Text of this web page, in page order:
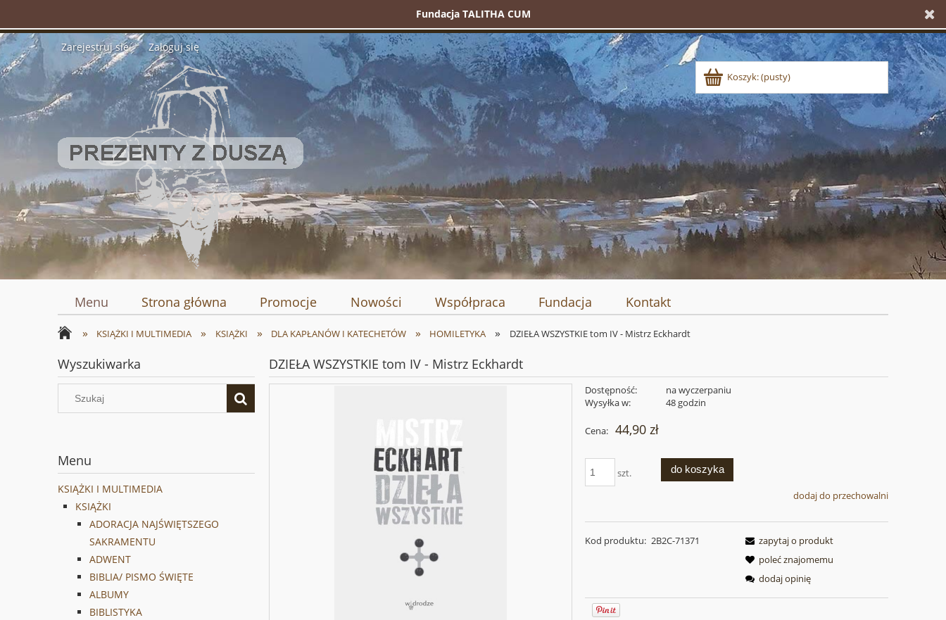
Fundacja TALITHA CUM
Zarejestruj się Zaloguj się
Koszyk:(pusty)
Menu Strona główna Promocje Nowości Współpraca Fundacja Kontakt
» KSIĄŻKI I MULTIMEDIA » KSIĄŻKI » DLA KAPŁANÓW I KATECHETÓW » HOMILETYKA » DZIEŁA WSZYSTKIE tom IV - Mistrz Eckhardt
Wyszukiwarka
Menu
KSIĄŻKI I MULTIMEDIA
KSIĄŻKI
ADORACJA NAJŚWIĘTSZEGO
SAKRAMENTU
ADWENT
BIBLIA/ PISMO ŚWIĘTE
ALBUMY
BIBLISTYKA
DZIEŁA WSZYSTKIE tom IV - Mistrz Eckhardt
Dostępność:
na wyczerpaniu
Wysyłka w:
48 godzin
Cena: 44,90 zł
szt. do koszyka
dodaj do przechowalni
Kod produktu: 2B2C-71371
zapytaj o produkt
poleć znajomemu
dodaj opinię